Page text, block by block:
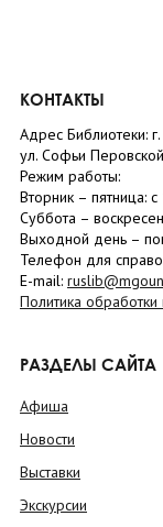
КОНТАКТЫ
Адрес Библиотеки:
ул. Софьи
Режим работы:
Вторник – пятница:
Суббота – в
Выходной день –
Телефон для
E-mail:
Политика
РАЗДЕЛЫ САЙТА
Афиша
Новости
Выставки
Экскурсии